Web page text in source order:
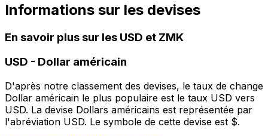
Informations sur les devises
En savoir plus sur les USD et ZMK
USD - Dollar américain
D'après notre classement des devises, le taux de change
Dollar américain le plus populaire est le taux USD vers
USD. La devise Dollars américains est représentée par
l'abréviation USD. Le symbole de cette devise est $.